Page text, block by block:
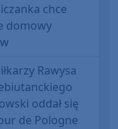
chce
domowy
Rawysa
oddał się
de Pologne